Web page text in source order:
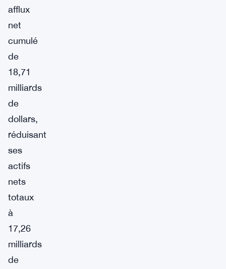
afflux
net
cumulé
de
18,71
milliards
de
dollars,
réduisant
ses
actifs
nets
totaux
à
17,26
milliards
de